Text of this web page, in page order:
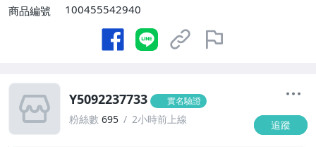
商品編號
100455542940
Y5092237733 實名驗證
粉絲數 695 2小時前上線 追蹤